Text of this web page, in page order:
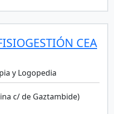
CEA
y Logopedia
c/ de Gaztambide)